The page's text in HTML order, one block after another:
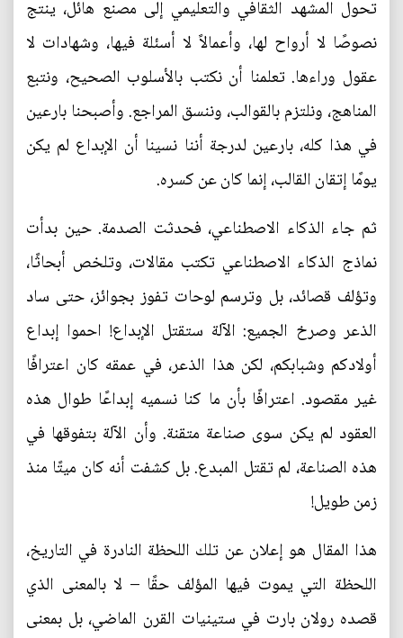
تحول المشهد الثقافي والتعليمي إلى مصنع هائل، ينتج
نصوصًا لا أرواح لها، وأعمالاً لا أسئلة فيها، وشهادات لا
عقول وراءها. تعلمنا أن نكتب بالأسلوب الصحيح، ونتبع
المناهج، ونلتزم بالقوالب، وننسق المراجع. وأصبحنا بارعين
في هذا كله، بارعين لدرجة أننا نسينا أن الإبداع لم يكن
يومًا إتقان القالب، إنما كان عن كسره.
ثم جاء الذكاء الاصطناعي، فحدثت الصدمة. حين بدأت
نماذج الذكاء الاصطناعي تكتب مقالات، وتلخص أبحاثًا،
وتؤلف قصائد، بل وترسم لوحات تفوز بجوائز، حتى ساد
الذعر وصرخ الجميع: الآلة ستقتل الإبداع! احموا إبداع
أولادكم وشبابكم، لكن هذا الذعر، في عمقه كان اعترافًا
غير مقصود. اعترافًا بأن ما كنا نسميه إبداعًا طوال هذه
العقود لم يكن سوى صناعة متقنة. وأن الآلة بتفوقها في
هذه الصناعة، لم تقتل المبدع. بل كشفت أنه كان ميتًا منذ
زمن طويل!
هذا المقال هو إعلان عن تلك اللحظة النادرة في التاريخ،
اللحظة التي يموت فيها المؤلف حقًا – لا بالمعنى الذي
قصده رولان بارت في ستينيات القرن الماضي، بل بمعنى